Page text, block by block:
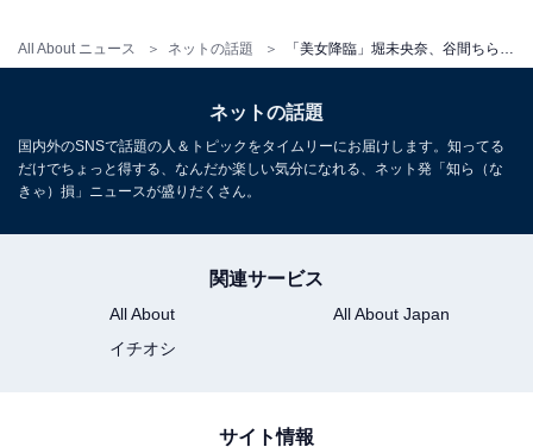
All About ニュース ネットの話題
ネットの話題
国内外のSNSで話題の人＆トピックをタイムリーにお届けします。知ってる
だけでちょっと得する、なんだか楽しい気分になれる、ネット発「知ら（な
きゃ）損」ニュースが盛りだくさん。
関連サービス
All About
All About Japan
イチオシ
サイト情報